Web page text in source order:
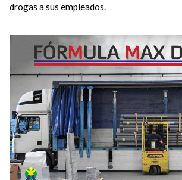
drogas a sus empleados.